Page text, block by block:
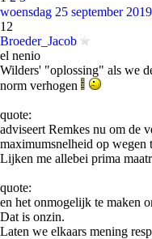
woensdag 25 september
12
Broeder_Jacob
el nenio
Wilders' "oplossing" als we
norm verhogen
quote:
adviseert Remkes nu om de
maximumsnelheid op wegen
Lijken me allebei prima
quote:
en het onmogelijk te maken
Dat is onzin.
Laten we elkaars mening